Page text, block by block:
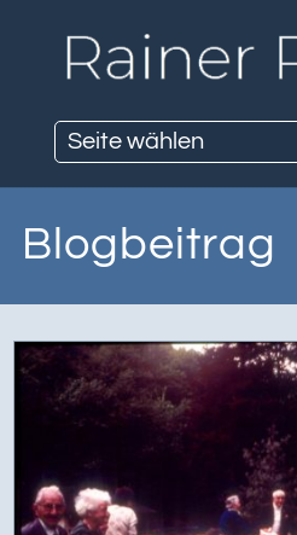
Seite wählen
Blogbeitrag